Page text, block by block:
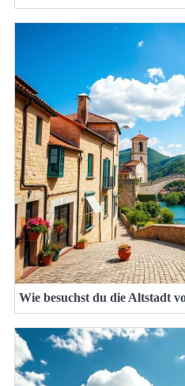
Wie besuchst du die Altstadt